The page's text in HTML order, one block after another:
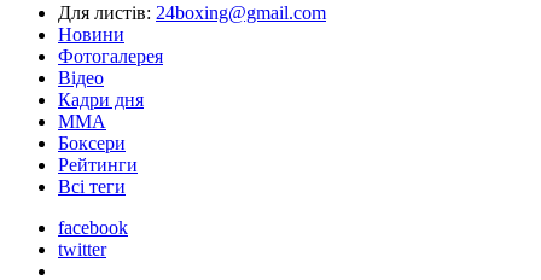
Для листів: 24boxing@gmail.com
Новини
Фотогалерея
Відео
Кадри дня
ММА
Боксери
Рейтинги
Всі теги
facebook
twitter